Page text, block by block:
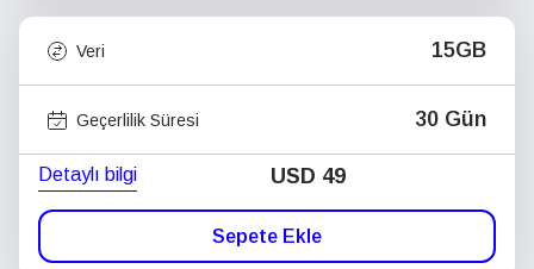
Veri 15GB
Geçerlilik Süresi 30 Gün
Detaylı bilgi USD 49
Sepete Ekle